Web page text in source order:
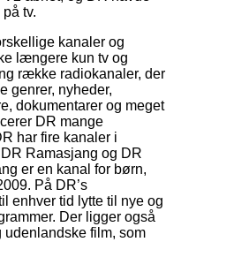
tv.
kanaler og
længere kun tv og
række radiokanaler, der
genrer, nyheder,
dokumentarer og meget
DR mange
har fire kanaler i
Ramasjang og DR
er en kanal for børn,
På DR’s
enhver tid lytte til nye og
Der ligger også
udenlandske film, som